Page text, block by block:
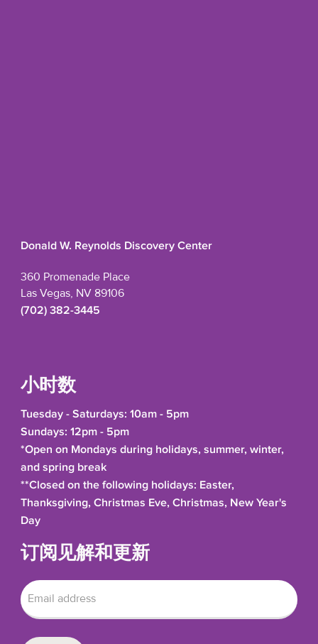
Donald W. Reynolds Discovery Center
360 Promenade Place
Las Vegas, NV 89106
(702) 382-3445
小时数
Tuesday - Saturdays: 10am - 5pm
Sundays: 12pm - 5pm
*Open on Mondays during holidays, summer, winter,
and spring break
**Closed on the following holidays: Easter,
Thanksgiving, Christmas Eve, Christmas, New Year's
Day
订阅见解和更新